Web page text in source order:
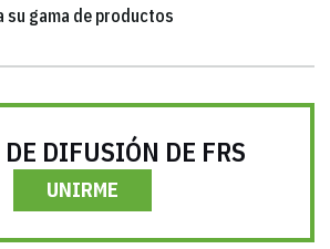
su gama de productos
DIFUSIÓN DE FRS
UNIRME